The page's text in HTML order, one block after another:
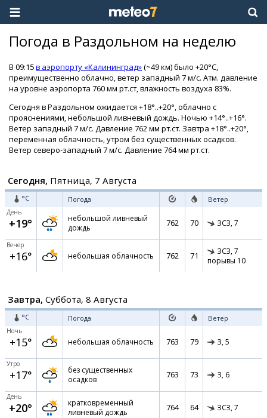
Погода в Раздольном на неделю
В 09:15в аэропорту «Калининград»(~49 км) было +20°C,
преимущественно облачно, ветер западный 7 м/с. Атм. давление
на уровне аэропорта 760 мм рт.ст, влажность воздуха 83%.
Сегодня в Раздольном ожидается +18°..+20°, облачно с
прояснениями, небольшой ливневый дождь. Ночью +14°..+16°.
Ветер западный 7 м/с. Давление 762 мм рт.ст. Завтра +18°..+20°,
переменная облачность, утром без существенных осадков.
Ветер северо-западный 7 м/с. Давление 764 мм рт.ст.
Сегодня, Пятница, 7 Августа
°C Погода Ветер
День
+19°
небольшой ливневый
дождь
762 70 ЗСЗ, 7
Вечер
+16° небольшая облачность 762 71 ЗСЗ, 7
порывы 10
Завтра, Суббота, 8 Августа
°C Погода Ветер
Ночь
+15° небольшая облачность 763 79 З, 5
Утро
+17°
без существенных
осадков
763 73 З, 6
День
+20°
кратковременный
ливневый дождь
764 64 ЗСЗ, 7